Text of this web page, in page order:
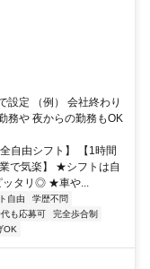
設定 （例） 会社終わり
務や 夜からの勤務もOK
自由シフト】 【1時間
で気楽】 ★シフトは自
タリ◎ ★車や...
自由
学歴不問
も応募可
完全歩合制
OK